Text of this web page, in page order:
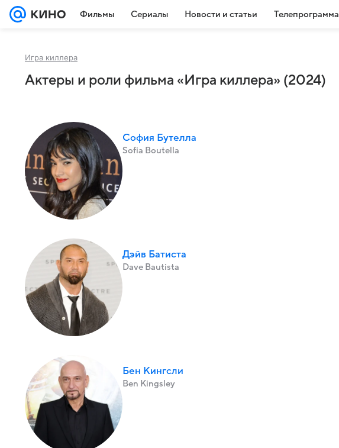
Фильмы Сериалы Новости и статьи Телепрограмма
Игра киллера
Актеры и роли фильма «Игра киллера» (2024)
София Бутелла
Sofia Boutella
Дэйв Батиста
Dave Bautista
Бен Кингсли
Ben Kingsley